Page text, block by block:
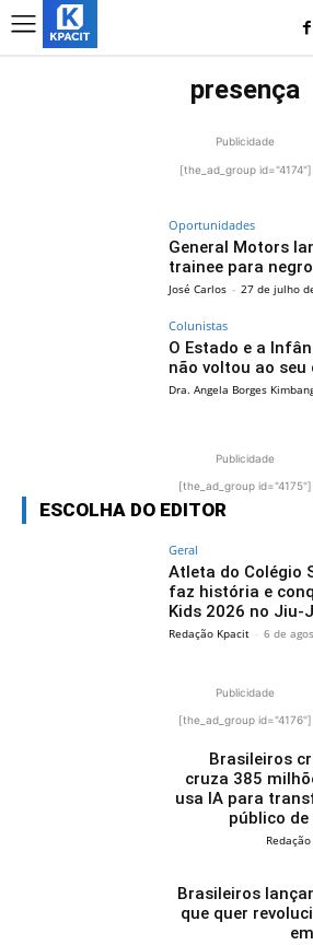
presença
Publicidade
[the_ad_group id="4174"]
Oportunidades
General Motors
trainee para
José Carlos - 27 de julho
Colunistas
O Estado e a
não voltou ao seu
Dra. Angela Borges
Publicidade
[the_ad_group id="4175"]
ESCOLHA DO EDITOR
Geral
Atleta do Colégio
faz história e
Kids 2026 no Jiu-
Redação Kpacit - 6 de
Publicidade
[the_ad_group id="4176"]
Brasileiros
cruza 385
usa IA para
público
Brasileiros
que quer